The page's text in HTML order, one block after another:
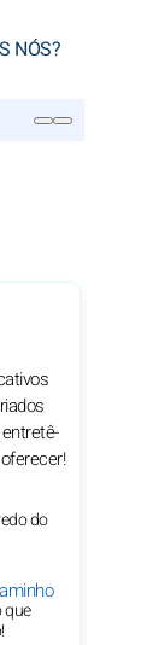
NÓS?
do
que